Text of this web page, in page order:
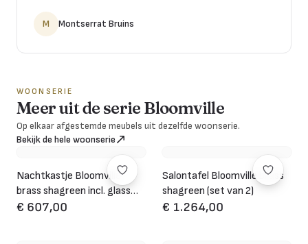
M Montserrat Bruins
WOONSERIE
Meer uit de serie Bloomville
Op elkaar afgestemde meubels uit dezelfde woonserie.
Bekijk de hele woonserie
Nachtkastje Bloomville
brass shagreen incl. glass
top
€ 607,00
Salontafel Bloomville brass
shagreen (set van 2)
€ 1.264,00